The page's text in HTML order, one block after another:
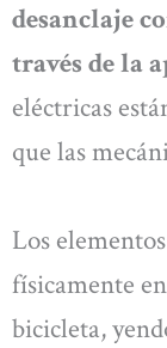
desanclaje
través de la
eléctricas
que las
Los
físicamente
bicicleta,